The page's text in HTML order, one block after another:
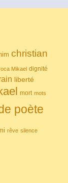
christian
Mikael dignité
liberté
mort mots
poète
rêve silence